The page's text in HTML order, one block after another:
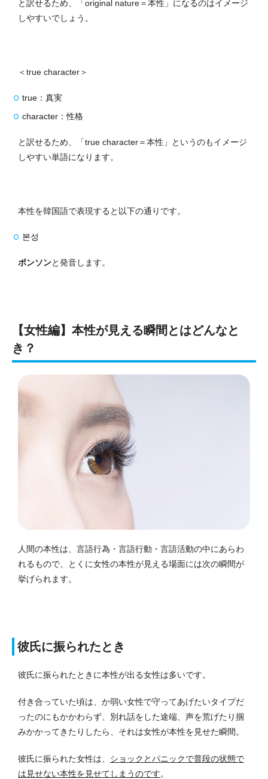
と訳せるため、「original nature＝本性」になるのはイメージ
しやすいでしょう。
＜true character＞
true：真実
character：性格
と訳せるため、「true character＝本性」というのもイメージ
しやすい単語になります。
本性を韓国語で表現すると以下の通りです。
본성
ポンソンと発音します。
【女性編】本性が見える瞬間とはどんなと
き？
人間の本性は、言語行為・言語行動・言語活動の中にあらわ
れるもので、とくに女性の本性が見える場面には次の瞬間が
挙げられます。
彼氏に振られたとき
彼氏に振られたときに本性が出る女性は多いです。
付き合っていた頃は、か弱い女性で守ってあげたいタイプだ
ったのにもかかわらず、別れ話をした途端、声を荒げたり掴
みかかってきたりしたら、それは女性が本性を見せた瞬間。
彼氏に振られた女性は、 ショックとパニックで普段の状態で
は見せない本性を見せてしまうのです。